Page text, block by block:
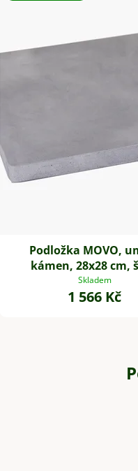
Podložka MOVO,
kámen, 28x28 cm,
Skladem
1 566 Kč